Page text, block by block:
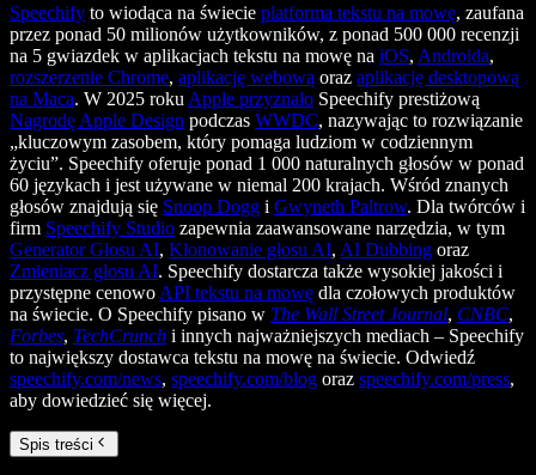
Speechify to wiodąca na świecie platforma tekstu na mowę, zaufana
przez ponad 50 milionów użytkowników, z ponad 500 000 recenzji
na 5 gwiazdek w aplikacjach tekstu na mowę na iOS, Androida,
rozszerzenie Chrome, aplikację webową oraz aplikację desktopową
na Maca. W 2025 roku Apple przyznało Speechify prestiżową
Nagrodę Apple Design podczas WWDC, nazywając to rozwiązanie
„kluczowym zasobem, który pomaga ludziom w codziennym
życiu”. Speechify oferuje ponad 1 000 naturalnych głosów w ponad
60 językach i jest używane w niemal 200 krajach. Wśród znanych
głosów znajdują się Snoop Dogg i Gwyneth Paltrow. Dla twórców i
firm Speechify Studio zapewnia zaawansowane narzędzia, w tym
Generator Głosu AI, Klonowanie głosu AI, AI Dubbing oraz
Zmieniacz głosu AI. Speechify dostarcza także wysokiej jakości i
przystępne cenowo API tekstu na mowę dla czołowych produktów
na świecie. O Speechify pisano w The Wall Street Journal, CNBC,
Forbes, TechCrunch i innych najważniejszych mediach – Speechify
to największy dostawca tekstu na mowę na świecie. Odwiedź
speechify.com/news, speechify.com/blog oraz speechify.com/press,
aby dowiedzieć się więcej.
Spis treści